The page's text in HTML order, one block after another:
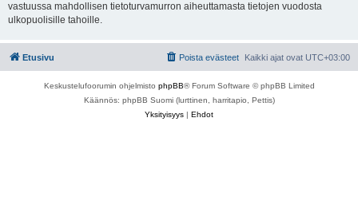
vastuussa mahdollisen tietoturvamurron aiheuttamasta tietojen vuodosta
ulkopuolisille tahoille.
Etusivu Kaikki ajat ovat UTC+03:00
Poista evästeet
Keskustelufoorumin ohjelmisto phpBB® Forum Software © phpBB Limited
Käännös: phpBB Suomi (lurttinen, harritapio, Pettis)
Yksityisyys | Ehdot